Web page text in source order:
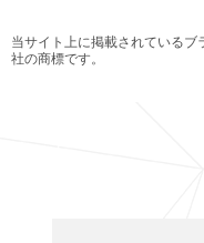
当サイト上に掲載されているブ
社の商標です。